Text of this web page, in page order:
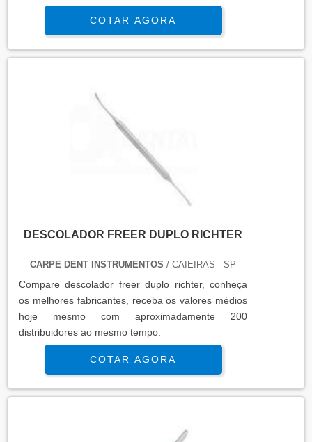
COTAR AGORA
DESCOLADOR FREER DUPLO RICHTER
CARPE DENT INSTRUMENTOS / CAIEIRAS - SP
Compare descolador freer duplo richter, conheça
os melhores fabricantes, receba os valores médios
hoje mesmo com aproximadamente 200
distribuidores ao mesmo tempo.
COTAR AGORA